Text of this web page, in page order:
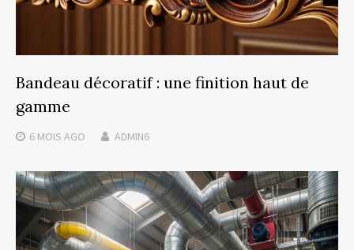
Bandeau décoratif : une finition haut de
gamme
6 MOIS AGO ADMIN6